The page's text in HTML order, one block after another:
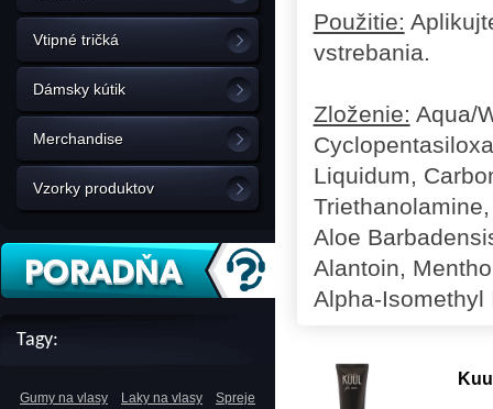
Vtipné tričká
Dámsky kútik
Merchandise
Vzorky produktov
Tagy:
Gumy na vlasy Laky na vlasy
Spreje
Použitie:
vstrebania.
Zloženie: Aqua/
Liquidum,
Aloe
Alantoin,
Alpha-Isomethyl